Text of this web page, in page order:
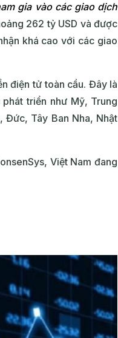
gia vào các giao dịch
262 tỷ USD và được
khá cao với các giao
điện tử toàn cầu. Đây là
triển như Mỹ, Trung
Đức, Tây Ban Nha, Nhật
Việt Nam đang